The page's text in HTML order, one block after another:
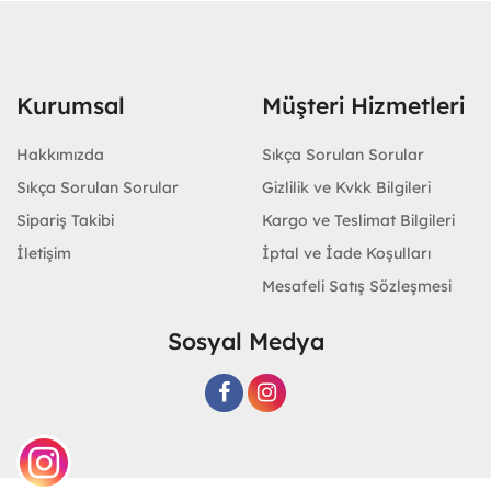
Kurumsal
Hakkımızda
Sıkça Sorulan Sorular
Sipariş Takibi
İletişim
Müşteri Hizmetleri
Sıkça Sorulan Sorular
Gizlilik ve Kvkk Bilgileri
Kargo ve Teslimat Bilgileri
İptal ve İade Koşulları
Mesafeli Satış Sözleşmesi
Sosyal Medya